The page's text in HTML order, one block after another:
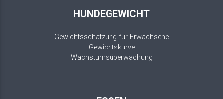
HUNDEGEWICHT
Gewichtsschätzung für Erwachsene
Gewichtskurve
Wachstumsüberwachung